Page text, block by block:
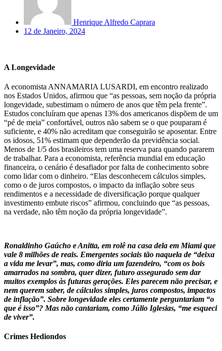
Henrique Alfredo Caprara
12 de Janeiro, 2024
A Longevidade
A economista ANNAMARIA LUSARDI, em encontro realizado
nos Estados Unidos, afirmou que “as pessoas, sem noção da própria
longevidade, subestimam o número de anos que têm pela frente”.
Estudos concluíram que apenas 13% dos americanos dispõem de um
“pé de meia” confortável, outros não sabem se o que pouparam é
suficiente, e 40% não acreditam que conseguirão se aposentar. Entre
os idosos, 51% estimam que dependerão da previdência social.
Menos de 1/5 dos brasileiros tem uma reserva para quando pararem
de trabalhar. Para a economista, referência mundial em educação
financeira, o cenário é desafiador por falta de conhecimento sobre
como lidar com o dinheiro. “Elas desconhecem cálculos simples,
como o de juros compostos, o impacto da inflação sobre seus
rendimentos e a necessidade de diversificação porque qualquer
investimento embute riscos” afirmou, concluindo que “as pessoas,
na verdade, não têm noção da própria longevidade”.
Ronaldinho Gaúcho e Anitta, em rolê na casa dela em Miami que
vale 8 milhões de reais. Emergentes sociais tão naquela de “deixa
a vida me levar”, mas, como diria um fazendeiro, “com os bois
amarrados na sombra, quer dizer, futuro assegurado sem dar
muitos exemplos às futuras gerações. Eles parecem não precisar, e
nem querem saber, de cálculos simples, juros compostos, impactos
de inflação”. Sobre longevidade eles certamente perguntariam “o
que é isso”? Mas não cantariam, como Júlio Iglesias, “me esqueci
de viver”.
Crimes Hediondos